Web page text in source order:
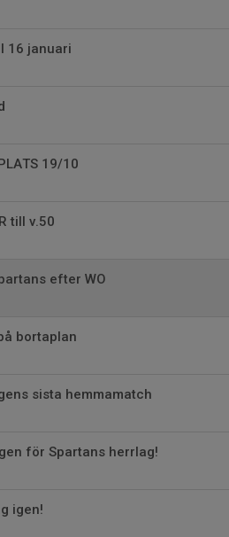
16 januari
19/10
till v.50
efter WO
bortaplan
sista hemmamatch
för Spartans herrlag!
igen!